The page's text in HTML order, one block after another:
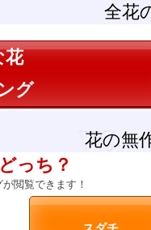
全花
花
グ
花の無
っち？
閲覧できます！